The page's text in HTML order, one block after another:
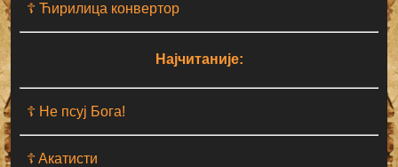
☦ Ћирилица конвертор
Најчитаније:
☦ Не псуј Бога!
☦ Aкатисти